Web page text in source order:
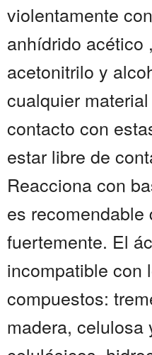
violentamente
anhídrido acético
acetonitrilo y
cualquier
contacto con
estar libre de
Reacciona con
es
fuertemente. El
incompatible con
compuestos:
madera, celulosa